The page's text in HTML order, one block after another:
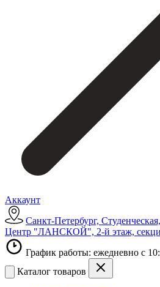
Аккаунт
Санкт-Петербург,
Центр "ЛАНСКОЙ", 2-й этаж,
График работы: ежедневно с
Каталог товаров